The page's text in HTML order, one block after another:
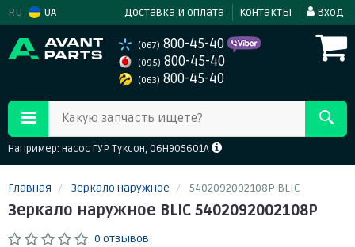
RU UA Доставка и оплата Контакты Вход
(067) 800-45-40
(095) 800-45-40
(063) 800-45-40
Какую запчасть ищете?
Например: насос ГУР Туксон, 06H905601A
Главная Зеркало наружное 5402092002108P BLIC
Зеркало наружное BLIC 5402092002108P
0 отзывов